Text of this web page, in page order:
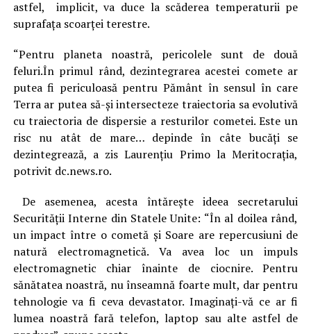
astfel, implicit, va duce la scăderea temperaturii pe
suprafaţa scoarţei terestre.
“Pentru planeta noastră, pericolele sunt de două
feluri.În primul rând, dezintegrarea acestei comete ar
putea fi periculoasă pentru Pământ în sensul în care
Terra ar putea să-și intersecteze traiectoria sa evolutivă
cu traiectoria de dispersie a resturilor cometei. Este un
risc nu atât de mare… depinde în câte bucăți se
dezintegrează, a zis Laurențiu Primo la Meritocrația,
potrivit dc.news.ro.
De asemenea, acesta întăreşte ideea secretarului
Securității Interne din Statele Unite: “În al doilea rând,
un impact între o cometă și Soare are repercusiuni de
natură electromagnetică. Va avea loc un impuls
electromagnetic chiar înainte de ciocnire. Pentru
sănătatea noastră, nu înseamnă foarte mult, dar pentru
tehnologie va fi ceva devastator. Imaginați-vă ce ar fi
lumea noastră fară telefon, laptop sau alte astfel de